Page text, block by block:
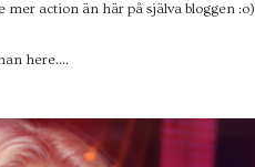
mer action än här på själva bloggen :o)
here....